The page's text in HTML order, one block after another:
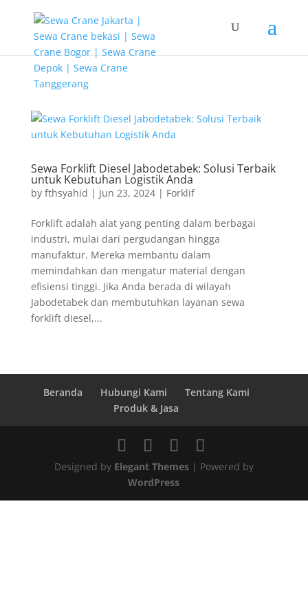
Sewa Forklift Diesel Jabodetabek: Solusi Terbaik
untuk Kebutuhan Logistik Anda
by fthsyahid | Jun 23, 2024| Forklif
Forklift adalah alat yang penting dalam berbagai
industri, mulai dari pergudangan hingga
manufaktur. Mereka membantu dalam
memindahkan dan mengatur material dengan
efisiensi tinggi. Jika Anda berada di wilayah
Jabodetabek dan membutuhkan layanan sewa
forklift diesel,...
Beranda Hubungi Kami
Tentang Kami
Produk & Jasa
Designed by Elegant Themes| Powered by
WordPress